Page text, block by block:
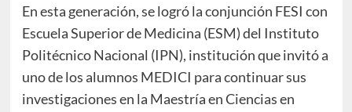
En esta generación, se logró la conjunción FESI con
Escuela Superior de Medicina (ESM) del Instituto
Politécnico Nacional (IPN), institución que invitó a
uno de los alumnos MEDICI para continuar sus
investigaciones en la Maestría en Ciencias en